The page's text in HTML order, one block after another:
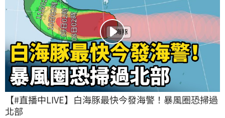
【#直播中LIVE】白海豚最快今發海警！暴風圈恐掃過
北部